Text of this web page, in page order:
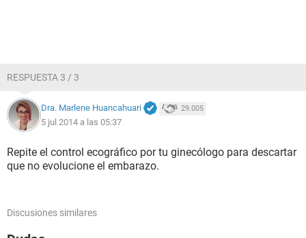
RESPUESTA 3 / 3
Dra. Marlene Huancahuari 29.005
5 jul 2014 a las 05:37
Repite el control ecográfico por tu ginecólogo para descartar
que no evolucione el embarazo.
Discusiones similares